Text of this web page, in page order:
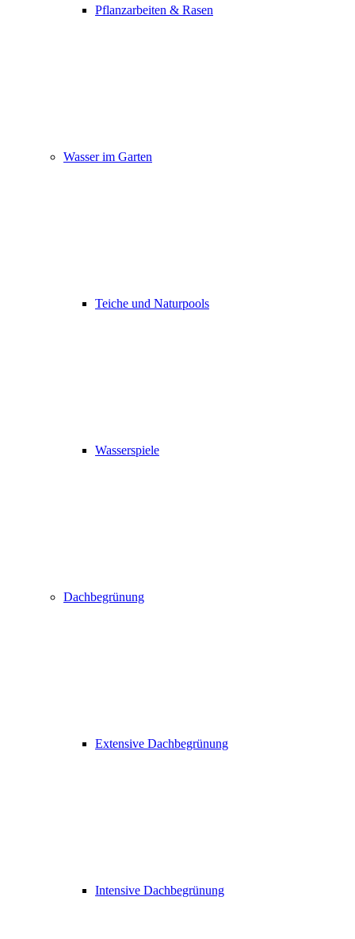
Pflanzarbeiten & Rasen
Wasser im Garten
Teiche und Naturpools
Wasserspiele
Dachbegrünung
Extensive Dachbegrünung
Intensive Dachbegrünung